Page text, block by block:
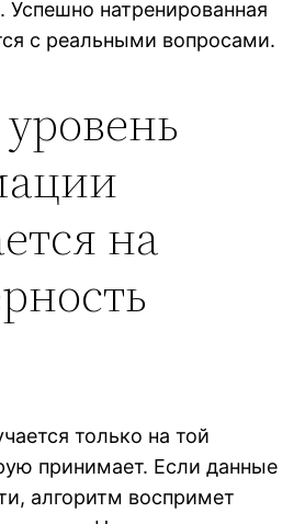
Успешно натренированная
с реальными вопросами.
на
только на той
принимает. Если данные
алгоритм воспримет